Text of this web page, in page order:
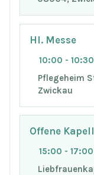
Hl. Messe
10:00 -
Pflegeheim
Zwickau
Offene
15:00 -